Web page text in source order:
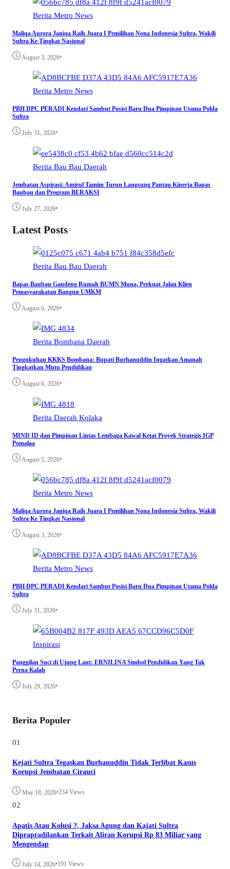
Berita Metro News
Maliqa Aurora Janiqa Raih Juara I Pemilihan Nona Indonesia Sultra, Wakili
Sultra Ke Tingkat Nasional
August 3, 2026•
Berita Metro News
PBH DPC PERADI Kendari Sambut Posisi Baru Dua Pimpinan Utama Polda
Sultra
July 31, 2026•
Berita Bau Bau Daerah
Jembatan Aspirasi: Amirul Tamim Turun Langsung Pantau Kinerja Bapas
Baubau dan Program BERAKSI
July 27, 2026•
Latest Posts
Berita Bau Bau Daerah
Bapas Baubau Gandeng Rumah BUMN Muna, Perkuat Jalan Klien
Pemasyarakatan Bangun UMKM
August 6, 2026•
Berita Bombana Daerah
Pengukuhan KKKS Bombana: Bupati Burhanuddin Ingatkan Amanah
Tingkatkan Mutu Pendidikan
August 6, 2026•
Berita Daerah Kolaka
MIND ID dan Pimpinan Lintas Lembaga Kawal Ketat Proyek Strategis IGP
Pomalaa
August 5, 2026•
Berita Metro News
Maliqa Aurora Janiqa Raih Juara I Pemilihan Nona Indonesia Sultra, Wakili
Sultra Ke Tingkat Nasional
August 3, 2026•
Berita Metro News
PBH DPC PERADI Kendari Sambut Posisi Baru Dua Pimpinan Utama Polda
Sultra
July 31, 2026•
Inspirasi
Panggilan Suci di Ujung Laut: ERNILINA Simbol Pendidikan Yang Tak
Perna Kalah
July 29, 2026•
Berita Populer
01
Kejati Sultra Tegaskan Burhanuddin Tidak Terlibat Kasus
Korupsi Jembatan Cirauci
May 18, 2026•234 Views
02
Apatis Atau Kolusi ?, Jaksa Agung dan Kajati Sultra
Diprapradilankan Terkait Aliran Korupsi Rp 83 Miliar yang
Mengendap
July 14, 2026•191 Views